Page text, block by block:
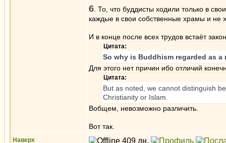
6 . То, что буддисты ходили только в
каждые в свои собственные храмы и не
И в конце после всех трудов встаёт
Цитата:
So why is Buddhism regarded as
Для этого нет причин ибо отличий
Цитата:
But as noted, we cannot distinguish
Christianity or Islam.
Вобщем, невозможно различить.
Вот так.
Наверх